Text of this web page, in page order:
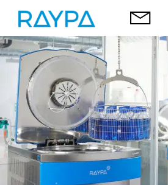
para
conteúdo
Autoclaves
Análise alimentar
Empresa
Blog